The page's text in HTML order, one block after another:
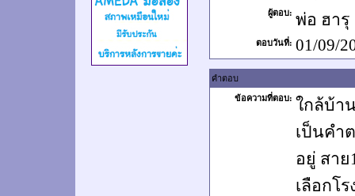
ผู้ตอบ: พ่อ ฮา
ตอบวันที่: 01/09/
คำตอบ
ข้อความที่ตอบ: ใกล้บ้า
เป็นคำ
อยู่ สาย
เลือกโ